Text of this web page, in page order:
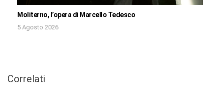
Moliterno, l’opera di Marcello Tedesco
5 Agosto 2026
Correlati